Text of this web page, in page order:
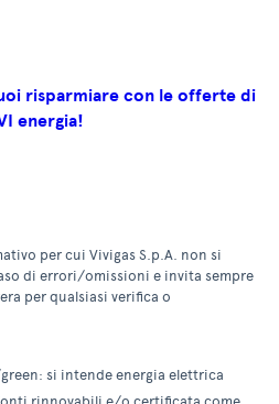
risparmiare con le offerte di
energia!
per cui Vivigas S.p.A. non si
di errori/omissioni e invita sempre
per qualsiasi verifica o
si intende energia elettrica